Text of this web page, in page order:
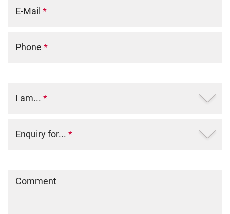
E-Mail *
Phone *
I am... *
Enquiry for... *
Comment